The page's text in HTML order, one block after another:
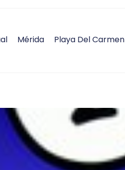
Mérida Playa Del Carmen